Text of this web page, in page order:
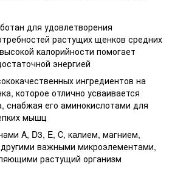
для удовлетворения
растущих щенков средних
калорийности помогает
энергией
ингредиентов на
которое отлично усваивается
снабжая его аминокислотами для
мышц
A, D3, E, С, калием, магнием,
важными микроэлементами,
растущий организм